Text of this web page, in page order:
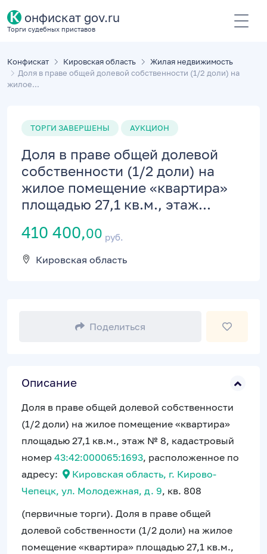
К онфискат gov.ru
Торги судебных приставов
Конфискат Кировская область
Жилая недвижимость
Доля в праве общей долевой собственности (1/2 доли) на
жилое...
ТОРГИ ЗАВЕРШЕНЫ АУКЦИОН
Доля в праве общей долевой
собственности (1/2 доли) на
жилое помещение «квартира»
площадью 27,1 кв.м., этаж...
410 400,00 руб.
Кировская область
Поделиться
Описание
Доля в праве общей долевой собственности
(1/2 доли) на жилое помещение «квартира»
площадью 27,1 кв.м., этаж № 8, кадастровый
номер 43:42:000065:1693, расположенное по
адресу:
Кировская область, г. Кирово-
Чепецк, ул. Молодежная, д. 9, кв. 808
(первичные торги). Доля в праве общей
долевой собственности (1/2 доли) на жилое
помещение «квартира» площадью 27,1 кв.м.,